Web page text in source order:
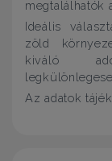
megtalálhatók
Ideális
zöld
kiváló
Az adatok